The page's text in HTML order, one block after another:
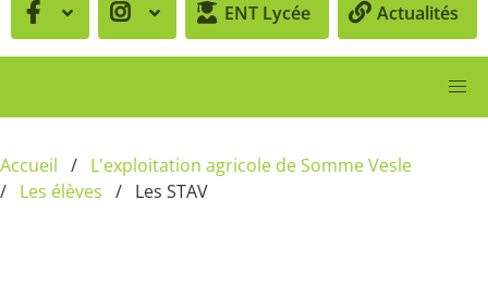
ENT Lycée Actualités
Accueil
L'exploitation agricole de Somme Vesle
Les élèves
Les STAV